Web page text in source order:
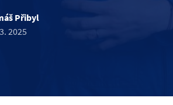
Přibyl
2025